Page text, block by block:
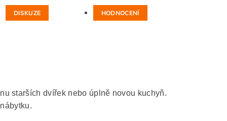
DISKUZE HODNOCENÍ
starších dvířek nebo úplně novou kuchyň.